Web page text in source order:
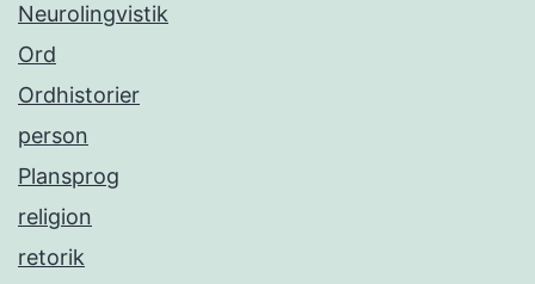
Neurolingvistik
Ord
Ordhistorier
person
Plansprog
religion
retorik